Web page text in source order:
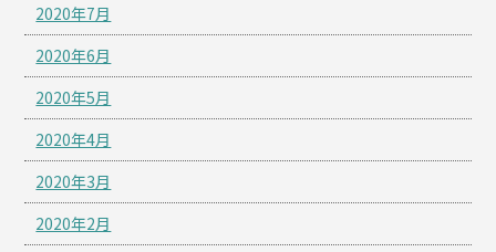
2020年7月
2020年6月
2020年5月
2020年4月
2020年3月
2020年2月